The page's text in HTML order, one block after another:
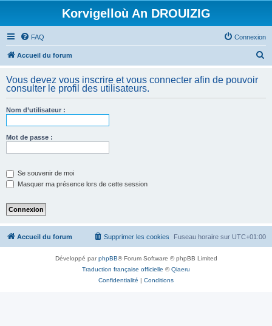
Korvigelloù An DROUIZIG
FAQ Connexion
Accueil du forum
h
Vous devez vous inscrire et vous connecter afin de pouvoir
consulter le profil des utilisateurs.
Nom d’utilisateur :
Mot de passe :
Se souvenir de moi
Masquer ma présence lors de cette session
Accueil du forum Fuseau horaire sur UTC+01:00
Supprimer les cookies
Développé parphpBB® Forum Software © phpBB Limited
Traduction française officielle ©Qiaeru
Confidentialité | Conditions